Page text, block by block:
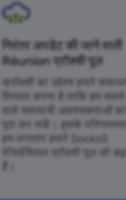
निरंतर अपडेट की जाने वाली
Réunion प्रॉक्सी पूल
क्रॉक्सी का उद्देश्य हमारे
विस्तार करना है ताकि हम सबसे
वाले व्यवसायी आवश्यकताओं को
पूरा कर सकें। इसके
हम लगातार हमारे Socks5
रेजिडेंशियल प्रॉक्सी पूल को बढ़ा